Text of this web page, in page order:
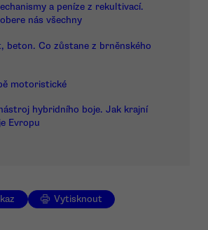
a peníze z rekultivací.
nás všechny
beton. Co zůstane z brněnského
motoristické
hybridního boje. Jak krajní
Evropu
Vytisknout